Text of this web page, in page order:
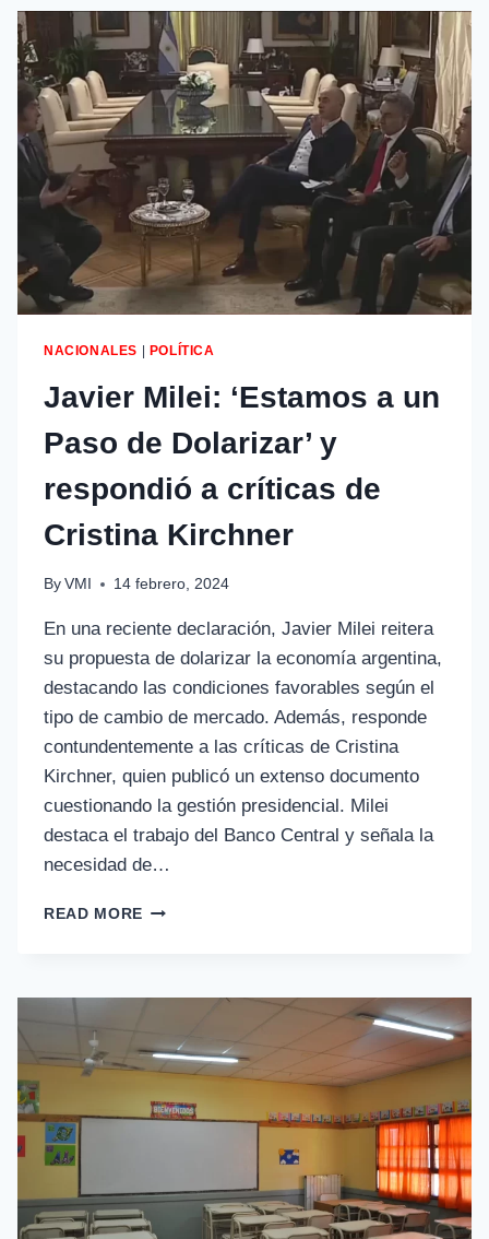
NACIONALES | POLÍTICA
Javier Milei: ‘Estamos a un
Paso de Dolarizar’ y
respondió a críticas de
Cristina Kirchner
By VMI 14 febrero, 2024
En una reciente declaración, Javier Milei reitera
su propuesta de dolarizar la economía argentina,
destacando las condiciones favorables según el
tipo de cambio de mercado. Además, responde
contundentemente a las críticas de Cristina
Kirchner, quien publicó un extenso documento
cuestionando la gestión presidencial. Milei
destaca el trabajo del Banco Central y señala la
necesidad de…
READ MORE